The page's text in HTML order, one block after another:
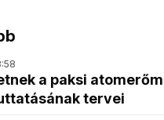
a paksi
tervei